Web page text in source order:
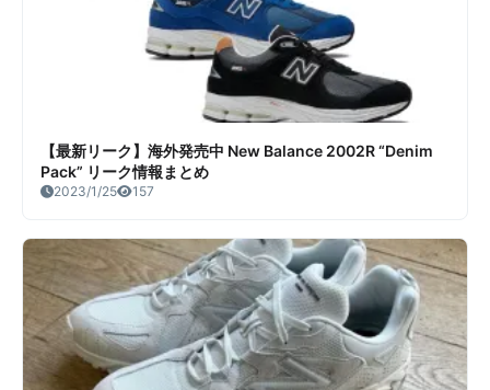
【最新リーク】海外発売中 New Balance 2002R “Denim
Pack” リーク情報まとめ
2023/1/25 157